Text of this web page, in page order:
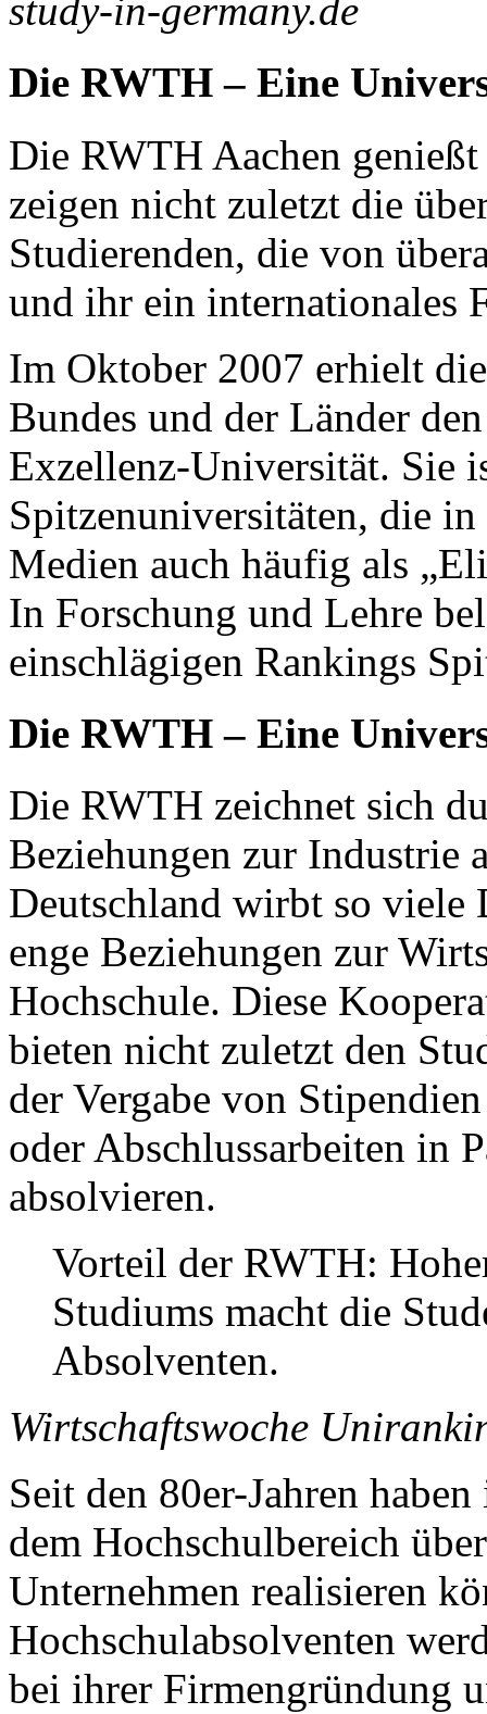
study-in-germany.de
Die RWTH – Eine
Die RWTH Aachen
zeigen nicht zuletzt die
Studierenden, die von
und ihr ein internationales
Im Oktober 2007 erhielt
Bundes und der Länder
Exzellenz-Universität. Sie
Spitzenuniversitäten, die
Medien auch häufig als
In Forschung und Lehre
einschlägigen Rankings
Die RWTH – Eine
Die RWTH zeichnet sich
Beziehungen zur Industrie
Deutschland wirbt so
enge Beziehungen zur
Hochschule. Diese
bieten nicht zuletzt den
der Vergabe von
oder Abschlussarbeiten in
absolvieren.
Vorteil der RWTH:
Studiums macht die
Absolventen.
Wirtschaftswoche
Seit den 80er-Jahren
dem Hochschulbereich
Unternehmen realisieren
Hochschulabsolventen
bei ihrer Firmengründung